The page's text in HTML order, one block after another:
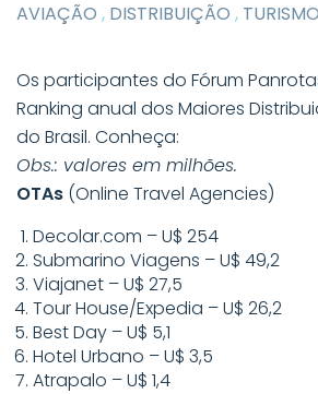
AVIAÇÃO , DISTRIBUIÇÃO , TURISMO
Os participantes do Fórum
Ranking anual dos Maiores
do Brasil. Conheça:
Obs.: valores em milhões.
OTAs (Online Travel Agencies)
Decolar.com – U$ 254
Submarino Viagens – U$ 49,2
Viajanet – U$ 27,5
Tour House/Expedia – U$ 26,2
Best Day – U$ 5,1
Hotel Urbano – U$ 3,5
Atrapalo – U$ 1,4